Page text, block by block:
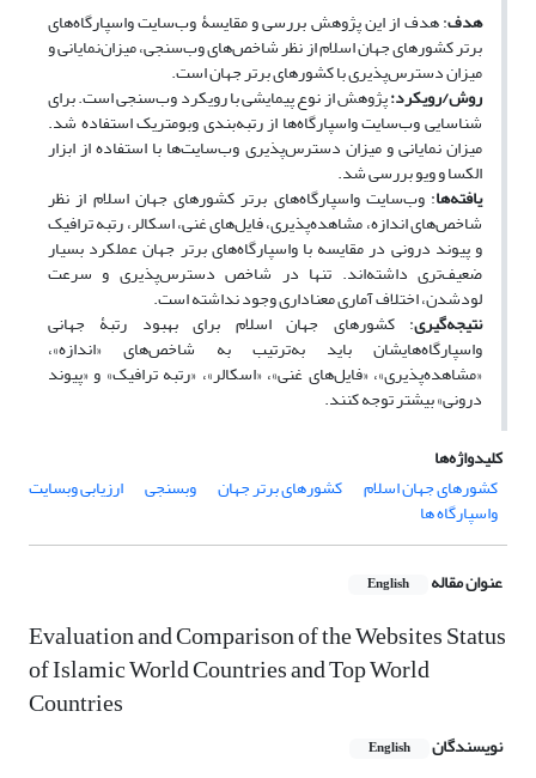
هدف: هدف از این پژوهش بررسی و مقایسۀ وب‌سایت واسپارگاه‌های
برتر کشورهای جهان اسلام از نظر شاخص‌های وب‌سنجی، میزان‌نمایانی و
میزان دسترس‌پذیری با کشورهای برتر جهان است.
روش/رویکرد:پژوهش از نوع پیمایشی با رویکرد وب‌سنجی است. برای
شناسایی وب‌سایت واسپارگاه‌ها از رتبه‌بندی وبومتریک استفاده شد.
میزان نمایانی و میزان دسترس‌پذیری وب‌سایت‌ها با استفاده از ابزار
الکسا و ویو بررسی شد.
یافتهها: وب‌سایت واسپارگاه‌های برتر کشورهای جهان اسلام از نظر
شاخص‌های اندازه، مشاهده‌پذیری، فایل‌های غنی، اسکالر، رتبه ترافیک
و پیوند درونی در مقایسه با واسپارگاه‌های برتر جهان عملکرد بسیار
ضعیف‌تری داشته‌اند. تنها در شاخص‌ دسترس‌پذیری و سرعت
لودشدن، اختلاف آماری معنا‌داری وجود نداشته است.
نتیجهگیری: کشورهای جهان اسلام برای بهبود رتبۀ جهانی
واسپارگاه‌هایشان باید به‌ترتیب به شاخص‌های «اندازه»،
«مشاهده‌پذیری»، «فایل‌های غنی»، «اسکالر»، «رتبه ترافیک» و «پیوند
درونی» بیشتر توجه کنند.
کلیدواژه‌ها
کشورهای جهان اسلام
کشورهای برتر جهان وبسنجی ارزیابی وبسایت
واسپارگاه ها
عنوان مقاله English
Evaluation and Comparison of the Websites Status
of Islamic World Countries and Top World
Countries
نویسندگان English